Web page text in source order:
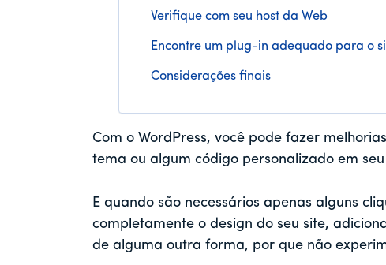
Verifique com seu host da Web
Encontre um plug-in adequado para o
Considerações finais
Com o WordPress, você pode fazer
tema ou algum código personalizado em seu
E quando são necessários apenas alguns
completamente o design do seu site,
de alguma outra forma, por que não